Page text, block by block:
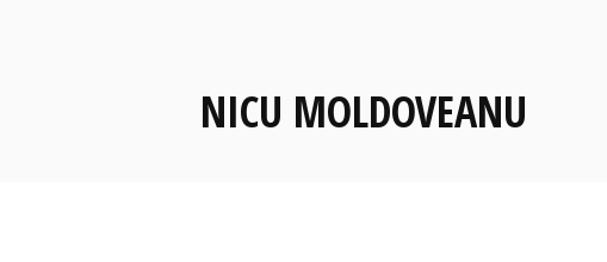
NICU MOLDOVEANU